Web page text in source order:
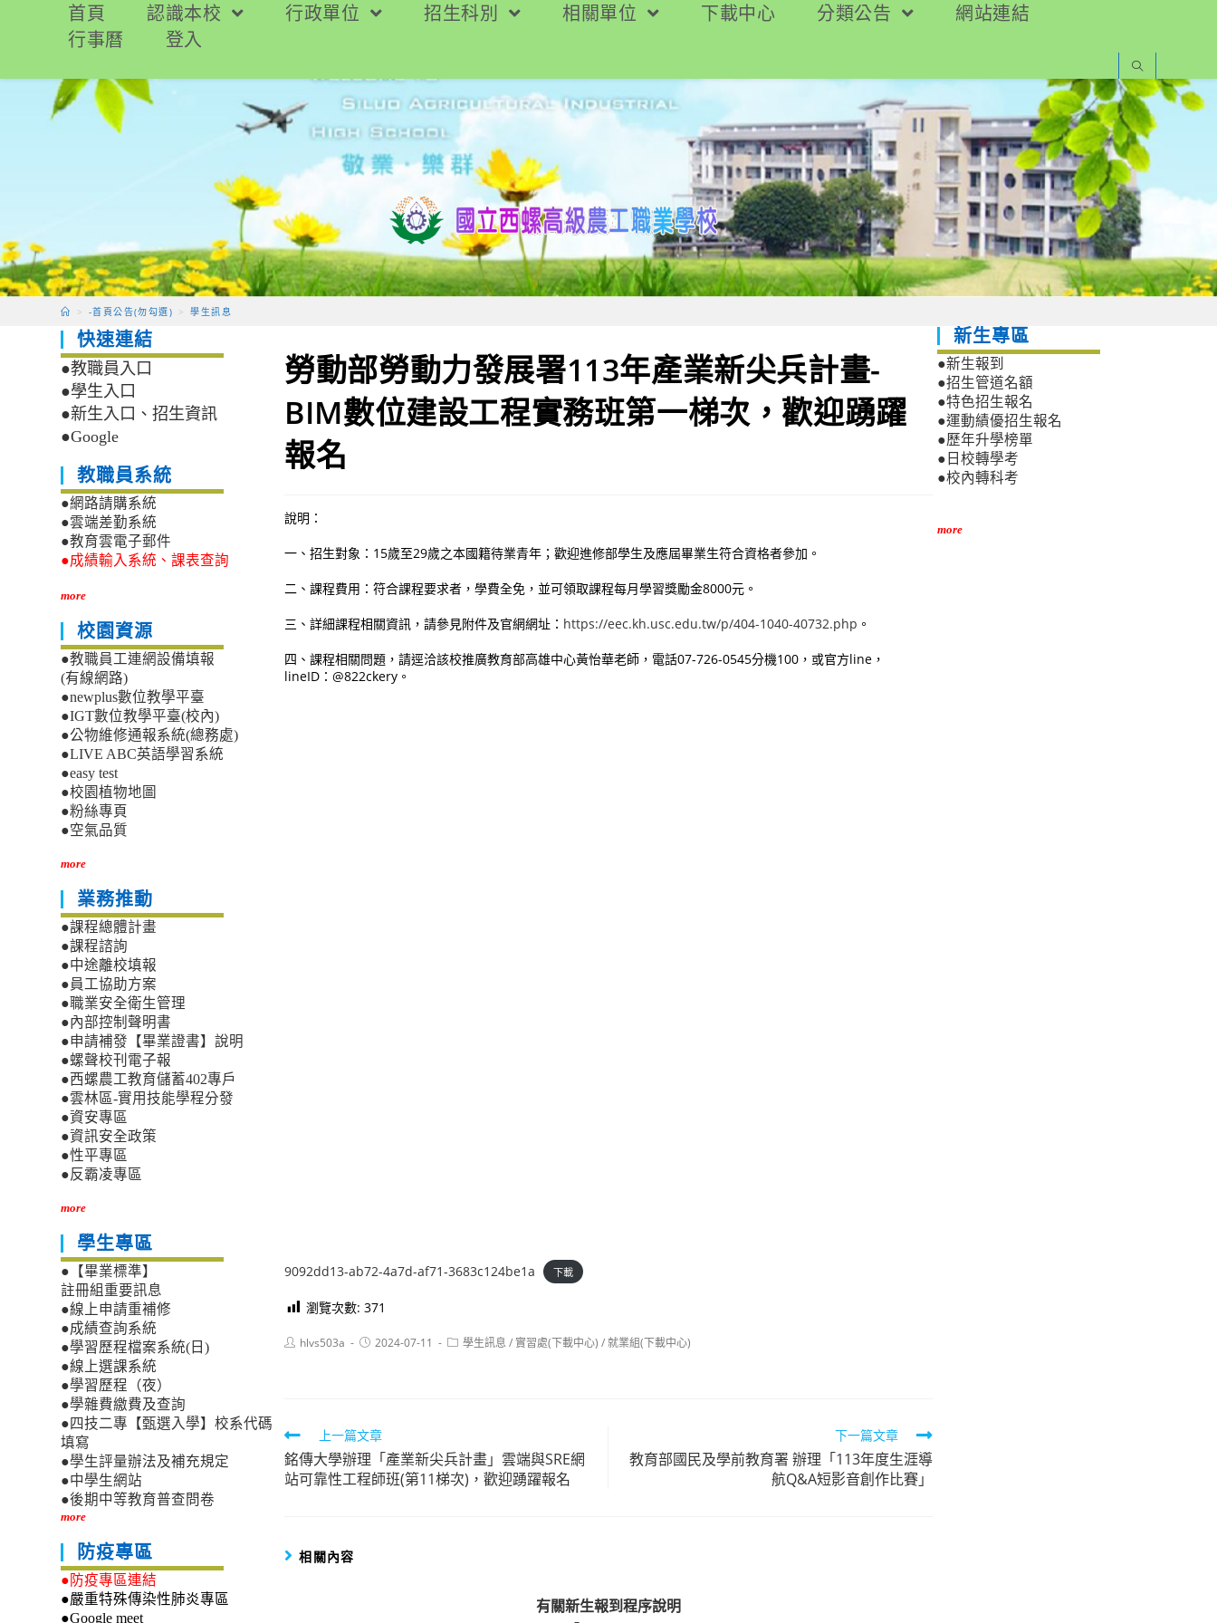
要
首頁 認識本校 行政單位 招生科別 相關單位 下載中心 分類公告
網站連結
行事曆
登入
> -首頁公告(勿勾選) > 學生訊息
勞動部勞動力發展署113年產業新尖兵計畫-
BIM數位建設工程實務班第一梯次，歡迎踴躍
報名
說明：
一、招生對象：15歲至29歲之本國籍待業青年；歡迎進修部學生及應屆畢業生符合資格者參加。
二、課程費用：符合課程要求者，學費全免，並可領取課程每月學習獎勵金8000元。
三、詳細課程相關資訊，請參見附件及官網網址： https://eec.kh.usc.edu.tw/p/404-1040-40732.php 。
四、課程相關問題，請逕洽該校推廣教育部高雄中心黃怡華老師，電話07-726-0545分機100，或官方line，
lineID：@822ckery。
9092dd13-ab72-4a7d-af71-3683c124be1a 下載
瀏覽次數: 371
Posthlvs503a
Post2024-07-11
Post學生訊息 / 實習處(下載中心) /就業組(下載中心)
Read
more
articles
上一篇文章
銘傳大學辦理「產業新尖兵計畫」雲端與SRE網
站可靠性工程師班(第11梯次)，歡迎踴躍報名
下一篇文章
教育部國民及學前教育署 辦理「113年度生涯導
航Q&A短影音創作比賽」
相關內容
有關新生報到程序說明
快速連結
●教職員入口
●學生入口
●新生入口、招生資訊
●Google
教職員系統
●網路請購系統
●雲端差勤系統
●教育雲電子郵件
●成績輸入系統、課表查詢
more
校園資源
●教職員工連網設備填報
(有線網路)
●newplus數位教學平臺
●IGT數位教學平臺(校內)
●公物維修通報系統(總務處)
●LIVE ABC英語學習系統
●easy test
●校園植物地圖
●粉絲專頁
●空氣品質
more
業務推動
●課程總體計畫
●課程諮詢
●中途離校填報
●員工協助方案
●職業安全衛生管理
●內部控制聲明書
●申請補發【畢業證書】說明
●螺聲校刊電子報
●西螺農工教育儲蓄402專戶
●雲林區-實用技能學程分發
●資安專區
●資訊安全政策
●性平專區
●反霸凌專區
more
學生專區
●【畢業標準】
註冊組重要訊息
●線上申請重補修
●成績查詢系統
●學習歷程檔案系統(日)
●線上選課系統
●學習歷程（夜）
●學雜費繳費及查詢
●四技二專【甄選入學】校系代碼
填寫
●學生評量辦法及補充規定
●中學生網站
●後期中等教育普查問卷
more
防疫專區
●防疫專區連結
●嚴重特殊傳染性肺炎專區
●Google meet
新生專區
●新生報到
●招生管道名額
●特色招生報名
●運動績優招生報名
●歷年升學榜單
●日校轉學考
●校內轉科考
more